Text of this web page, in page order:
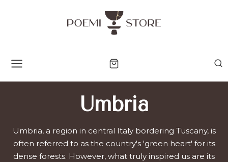
Umbria
Umbria, a region in central Italy bordering Tuscany, is
often referred to as the country's 'green heart' for its
dense forests. However, what truly inspired us are its